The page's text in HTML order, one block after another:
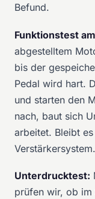
Befund.
Funktionstest
abgestelltem
bis der
Pedal wird hart.
und starten den
nach, baut sich
arbeitet. Bleibt
Verstärkersystem.
Unterdrucktest:
prüfen wir, ob